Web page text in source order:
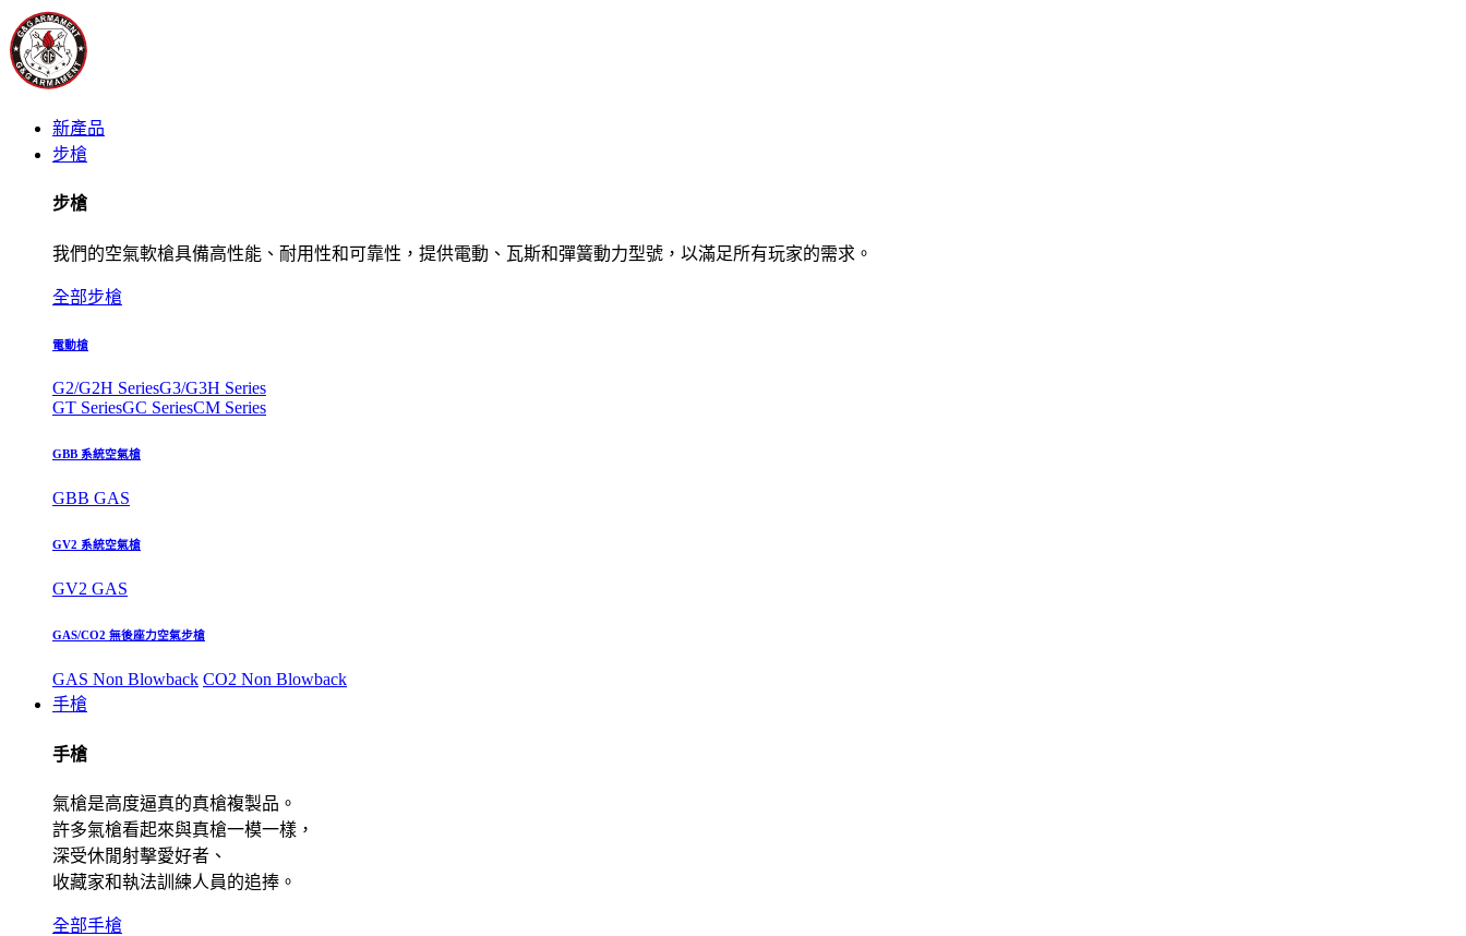
新產品
步槍
步槍
我們的空氣軟槍具備高性能、耐用性和可靠性，提供電動、瓦斯和彈簧動力型號，以滿足所有玩家的需求。
全部步槍
電動槍
G2/G2H SeriesG3/G3H Series
GT SeriesGC SeriesCM Series
GBB 系統空氣槍
GBB GAS
GV2 系統空氣槍
GV2 GAS
GAS/CO2 無後座力空氣步槍
GAS Non Blowback CO2 Non Blowback
手槍
手槍
氣槍是高度逼真的真槍複製品。
許多氣槍看起來與真槍一模一樣，
深受休閒射擊愛好者、
收藏家和執法訓練人員的追捧。
全部手槍